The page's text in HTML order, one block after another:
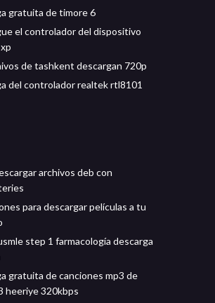
gratuita de timore 6
el controlador del dispositivo
de tashkent descargan 720p
del controlador realtek rtl8101
archivos deb con
para descargar películas a tu
step 1 farmacología descarga
gratuita de canciones mp3 de
heeriye 320kbps